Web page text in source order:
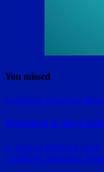
You missed
Landkreis Straubing-
Betrunken in den
9. August 2026 red_ra24
Landkreis Straubing-